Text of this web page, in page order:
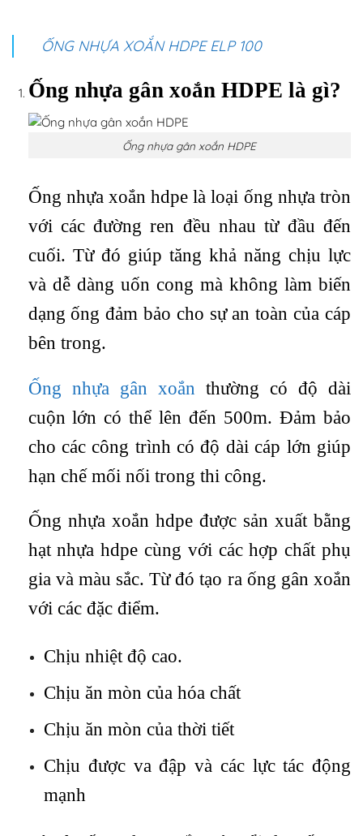
ỐNG NHỰA XOẮN HDPE ELP 100
Ống nhựa gân xoắn HDPE là gì?
Ống nhựa gân xoắn HDPE
Ống nhựa xoắn hdpe là loại ống nhựa tròn
với các đường ren đều nhau từ đầu đến
cuối. Từ đó giúp tăng khả năng chịu lực
và dễ dàng uốn cong mà không làm biến
dạng ống đảm bảo cho sự an toàn của cáp
bên trong.
Ống nhựa gân xoắn thường có độ dài
cuộn lớn có thể lên đến 500m. Đảm bảo
cho các công trình có độ dài cáp lớn giúp
hạn chế mối nối trong thi công.
Ống nhựa xoắn hdpe được sản xuất bằng
hạt nhựa hdpe cùng với các hợp chất phụ
gia và màu sắc. Từ đó tạo ra ống gân xoắn
với các đặc điểm.
Chịu nhiệt độ cao.
Chịu ăn mòn của hóa chất
Chịu ăn mòn của thời tiết
Chịu được va đập và các lực tác động
mạnh